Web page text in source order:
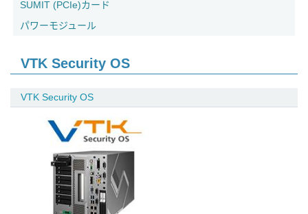
SUMIT (PCIe)カード
パワーモジュール
VTK Security OS
VTK Security OS